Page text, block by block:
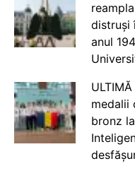
distruși
anul
medalii
bronz